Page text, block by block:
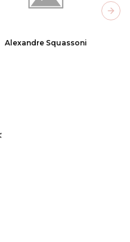
Alexandre Squassoni